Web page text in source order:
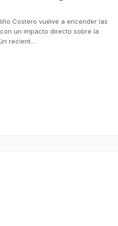
Costero vuelve a encender las
un impacto directo sobre la
recient…